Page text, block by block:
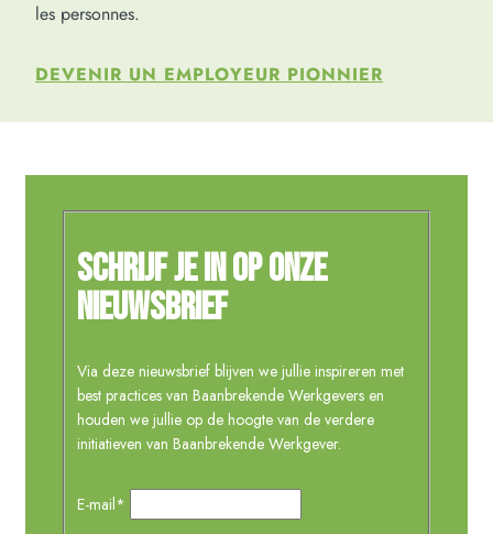
les personnes.
DEVENIR UN EMPLOYEUR PIONNIER